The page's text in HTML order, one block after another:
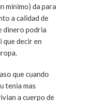
minimo) da para
a calidad de
dinero podria
que decir en
que cuando
tenia mas
a cuerpo de